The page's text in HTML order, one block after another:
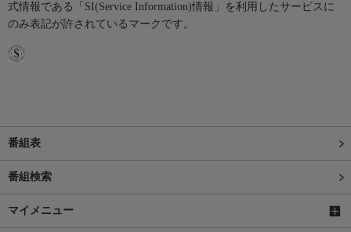
式情報である「SI(Service Information)情報」を利用したサービスに
のみ表記が許されているマークです。
番組表
番組検索
マイメニュー